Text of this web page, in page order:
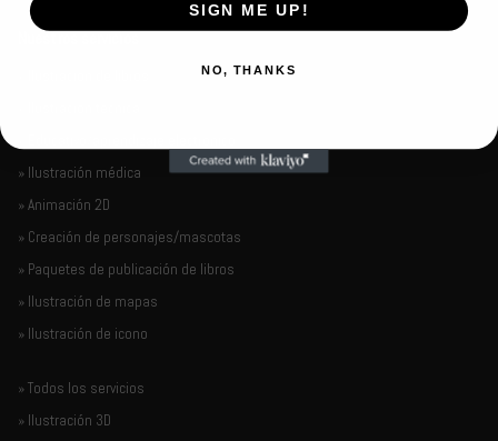
Nuestros servicios
» Ilustración médica
» Animación 2D
» Creación de personajes/mascotas
» Paquetes de publicación de libros
» Ilustración de mapas
» Ilustración de icono
» Todos los servicios
» Ilustración 3D
SIGN ME UP!
NO, THANKS